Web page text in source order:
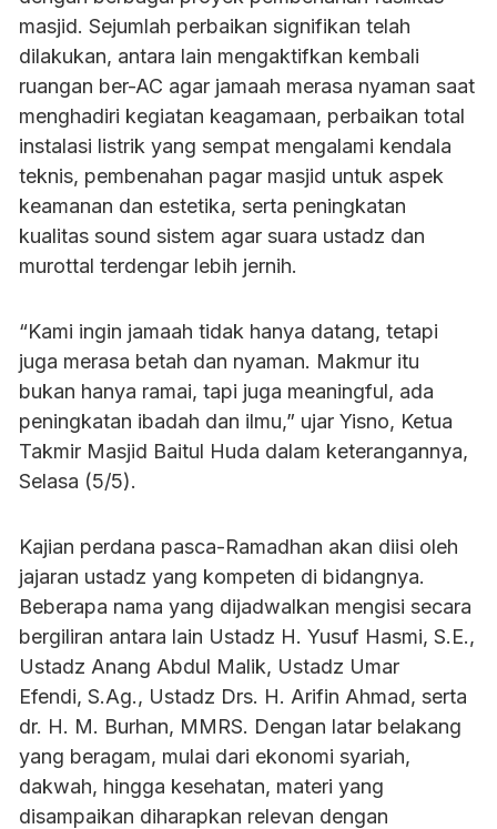
masjid. Sejumlah perbaikan signifikan telah
dilakukan, antara lain mengaktifkan kembali
ruangan ber-AC agar jamaah merasa nyaman saat
menghadiri kegiatan keagamaan, perbaikan total
instalasi listrik yang sempat mengalami kendala
teknis, pembenahan pagar masjid untuk aspek
keamanan dan estetika, serta peningkatan
kualitas sound sistem agar suara ustadz dan
murottal terdengar lebih jernih.
“Kami ingin jamaah tidak hanya datang, tetapi
juga merasa betah dan nyaman. Makmur itu
bukan hanya ramai, tapi juga meaningful, ada
peningkatan ibadah dan ilmu,” ujar Yisno, Ketua
Takmir Masjid Baitul Huda dalam keterangannya,
Selasa (5/5).
Kajian perdana pasca-Ramadhan akan diisi oleh
jajaran ustadz yang kompeten di bidangnya.
Beberapa nama yang dijadwalkan mengisi secara
bergiliran antara lain Ustadz H. Yusuf Hasmi, S.E.,
Ustadz Anang Abdul Malik, Ustadz Umar
Efendi, S.Ag., Ustadz Drs. H. Arifin Ahmad, serta
dr. H. M. Burhan, MMRS. Dengan latar belakang
yang beragam, mulai dari ekonomi syariah,
dakwah, hingga kesehatan, materi yang
disampaikan diharapkan relevan dengan